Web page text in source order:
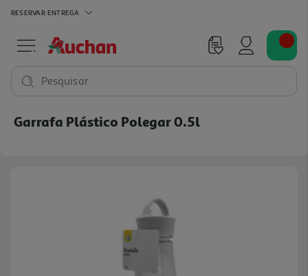
RESERVAR ENTREGA
Pesquisar
Garrafa Plástico Polegar 0.5l